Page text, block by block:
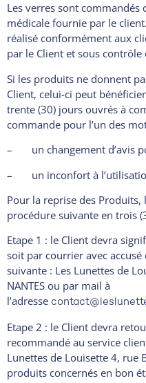
Les verres sont
médicale fournie par le
réalisé conformément aux
par le Client et sous
Si les produits ne donnent
Client, celui-ci peut
trente (30) jours ouvrés à
commande pour l’un des
– un changement d’avis
– un inconfort à
Pour la reprise des
procédure suivante en trois
Etape 1 : le Client devra
soit par courrier avec accusé
suivante : Les Lunettes de
NANTES ou par mail à
l’adresse
Etape 2 : le Client devra
recommandé au service
Lunettes de Louisette 4, rue
produits concernés en bon